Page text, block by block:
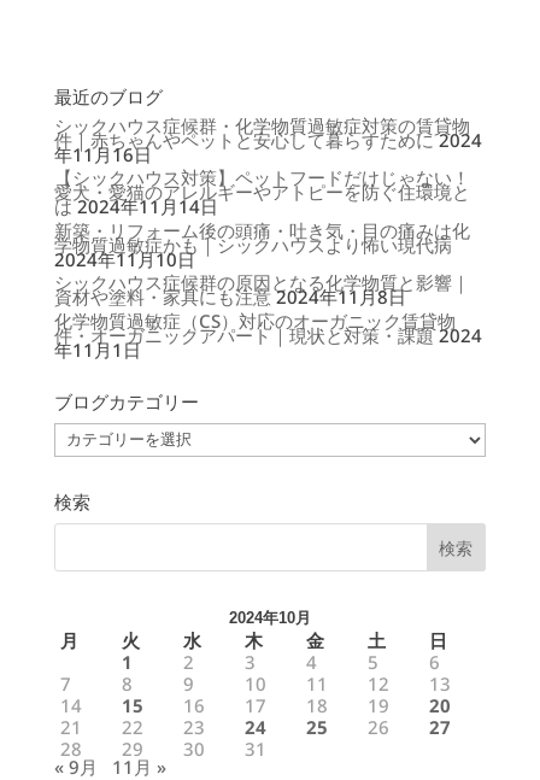
最近のブログ
シックハウス症候群・化学物質過敏症対策の賃貸物
件｜赤ちゃんやペットと安心して暮らすために 2024
年11月16日
【シックハウス対策】ペットフードだけじゃない！
愛犬・愛猫のアレルギーやアトピーを防ぐ住環境と
は 2024年11月14日
新築・リフォーム後の頭痛・吐き気・目の痛みは化
学物質過敏症かも｜シックハウスより怖い現代病
2024年11月10日
シックハウス症候群の原因となる化学物質と影響｜
資材や塗料・家具にも注意 2024年11月8日
化学物質過敏症（CS）対応のオーガニック賃貸物
件・オーガニックアパート｜現状と対策・課題 2024
年11月1日
ブログカテゴリー
ブ
ロ
グ
ゴ
リ
ー
検索
2024年10月
月 火 水 木 金 土
日
1
2 3 4 5
6
7
8 9 10 11 12
13
14
15 16 17 18 19
20
21
22 23 24 25 26
27
28
29 30 31
« 9月 11月 »